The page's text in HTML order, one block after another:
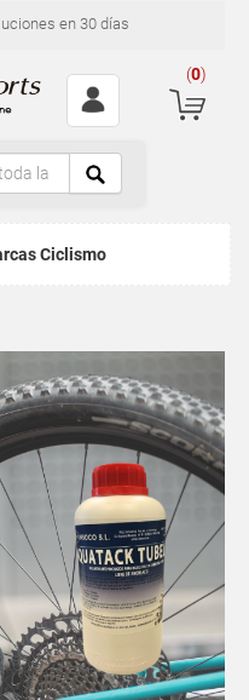
en 30 días
(0)
Ciclismo